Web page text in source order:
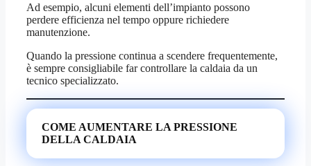
Ad esempio, alcuni elementi dell’impianto possono
perdere efficienza nel tempo oppure richiedere
manutenzione.
Quando la pressione continua a scendere frequentemente,
è sempre consigliabile far controllare la caldaia da un
tecnico specializzato.
COME AUMENTARE LA PRESSIONE
DELLA CALDAIA